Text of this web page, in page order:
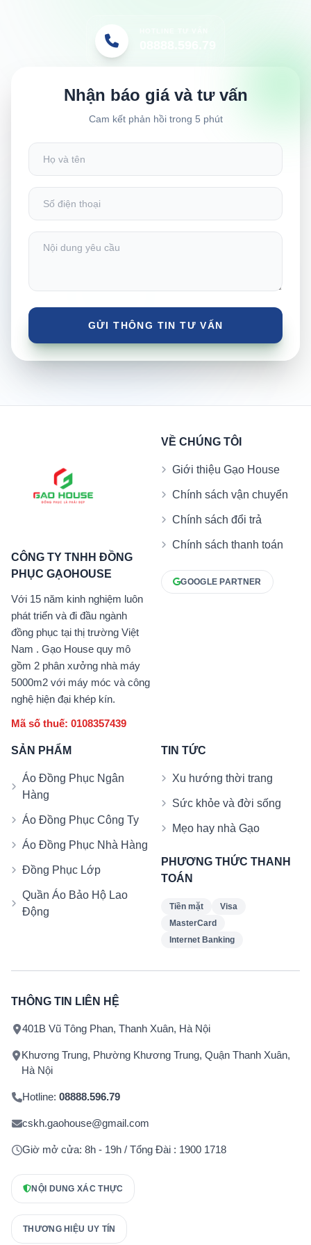
Nhận báo giá và tư vấn
Cam kết phản hồi trong 5 phút
CÔNG TY TNHH ĐỒNG
PHỤC GẠOHOUSE
Với 15 năm kinh nghiệm luôn
phát triển và đi đầu ngành
đồng phục tại thị trường Việt
Nam . Gạo House quy mô
gồm 2 phân xưởng nhà máy
5000m2 với máy móc và công
nghệ hiện đại khép kín.
Mã số thuế: 0108357439
VỀ CHÚNG TÔI
Giới thiệu Gạo House
Chính sách vận chuyển
Chính sách đổi trả
Chính sách thanh toán
GOOGLE PARTNER
SẢN PHẨM
Áo Đồng Phục Ngân
Hàng
Áo Đồng Phục Công Ty
Áo Đồng Phục Nhà Hàng
Đồng Phục Lớp
Quần Áo Bảo Hộ Lao
Động
TIN TỨC
Xu hướng thời trang
Sức khỏe và đời sống
Mẹo hay nhà Gạo
PHƯƠNG THỨC THANH
TOÁN
Tiền mặt
Visa
MasterCard
Internet Banking
THÔNG TIN LIÊN HỆ
401B Vũ Tông Phan, Thanh Xuân, Hà Nội
Khương Trung, Phường Khương Trung, Quận Thanh Xuân,
Hà Nội
Hotline: 08888.596.79
cskh.gaohouse@gmail.com
Giờ mở cửa: 8h - 19h / Tổng Đài : 1900 1718
NỘI DUNG XÁC THỰC
THƯƠNG HIỆU UY TÍN